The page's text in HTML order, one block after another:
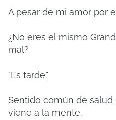
A pesar de mi amor por
¿No eres el mismo
mal?
"Es tarde."
Sentido común de
viene a la mente.